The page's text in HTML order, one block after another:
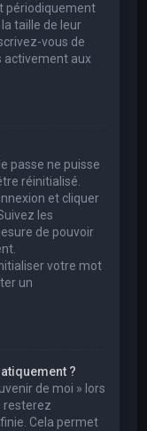
périodiquement
taille de leur
vous de
activement aux
passe ne puisse
réinitialisé.
et cliquer
les
de pouvoir
votre mot
un
?
de moi » lors
resterez
Cela permet